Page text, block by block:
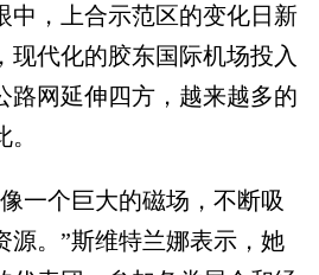
，上合示范区的变化日新
现代化的胶东国际机场投入
路网延伸四方，越来越多的
个巨大的磁场，不断吸
源。”斯维特兰娜表示，她